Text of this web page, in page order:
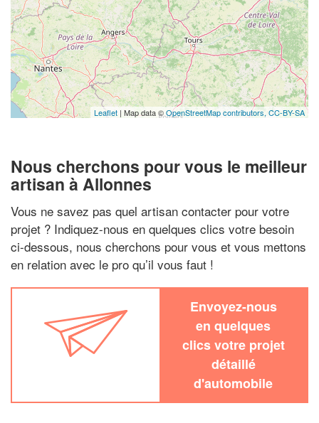
Leaflet | Map data ©OpenStreetMap contributors, CC-BY-SA
Nous cherchons pour vous le meilleur
artisan à Allonnes
Vous ne savez pas quel artisan contacter pour votre
projet ? Indiquez-nous en quelques clics votre besoin
ci-dessous, nous cherchons pour vous et vous mettons
en relation avec le pro qu’il vous faut !
Envoyez-nous
en quelques
clics votre projet
détaillé
d'automobile